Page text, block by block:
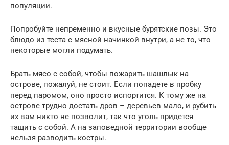
популяции.
Попробуйте непременно и вкусные бурятские позы. Это
блюдо из теста с мясной начинкой внутри, а не то, что
некоторые могли подумать.
Брать мясо с собой, чтобы пожарить шашлык на
острове, пожалуй, не стоит. Если попадете в пробку
перед паромом, оно просто испортится. К тому же на
острове трудно достать дров – деревьев мало, и рубить
их вам никто не позволит, так что уголь придется
тащить с собой. А на заповедной территории вообще
нельзя разводить костры.